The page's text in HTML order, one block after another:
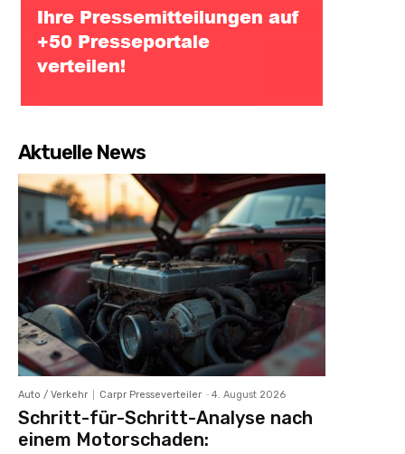
Aktuelle News
Auto / Verkehr Carpr Presseverteiler - 4. August 2026
Schritt-für-Schritt-Analyse nach
einem Motorschaden: